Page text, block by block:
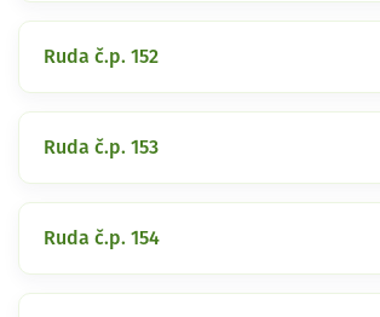
Ruda č.p. 152
Ruda č.p. 153
Ruda č.p. 154